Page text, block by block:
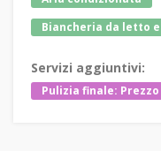
Biancheria da letto
Servizi aggiuntivi:
Pulizia finale: